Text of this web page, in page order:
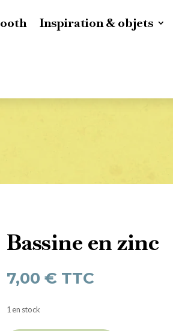
Inspiration & objets
Bassine en zinc
7,00 € TTC
1 en stock